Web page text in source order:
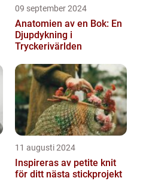
09 september 2024
Anatomien av en Bok: En
Djupdykning i
Tryckerivärlden
11 augusti 2024
Inspireras av petite knit
för ditt nästa stickprojekt